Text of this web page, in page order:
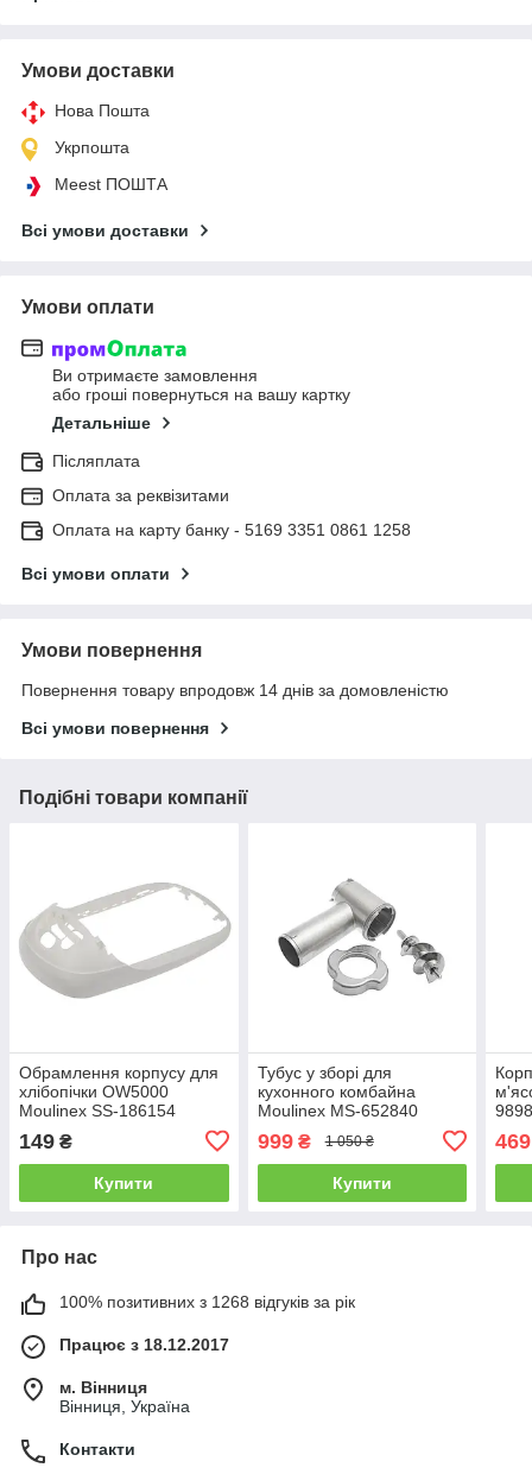
Умови доставки
Нова Пошта
Укрпошта
Meest ПОШТА
Всі умови доставки
Умови оплати
Ви отримаєте замовлення
або гроші повернуться на вашу картку
Детальніше
Післяплата
Оплата за реквізитами
Оплата на карту банку - 5169 3351 0861 1258
Всі умови оплати
Умови повернення
Повернення товару впродовж 14 днів за домовленістю
Всі умови повернення
Подібні товари компанії
Обрамлення корпусу для
хлібопічки OW5000
Moulinex SS-186154
149 ₴
Купити
Тубус у зборі для
кухонного комбайна
Moulinex MS-652840
999₴ 1 050 ₴
Купити
469
Про нас
100% позитивних з 1268 відгуків за рік
Працює з 18.12.2017
м. Вінниця
Вінниця, Україна
Контакти